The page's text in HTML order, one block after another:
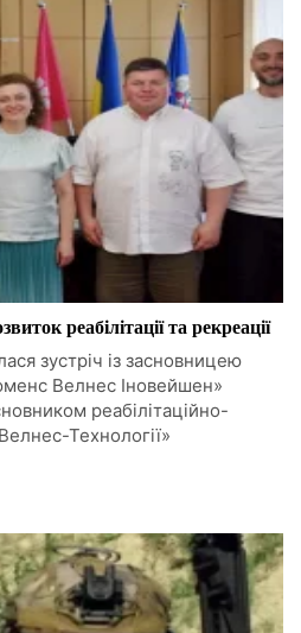
реабілітації та рекреації
зустріч із засновницею
Велнес Іновейшен»
реабілітаційно-
Технології»